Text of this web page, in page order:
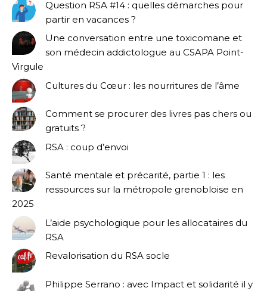
Question RSA #14 : quelles démarches pour
partir en vacances ?
Une conversation entre une toxicomane et
son médecin addictologue au CSAPA Point-
Virgule
Cultures du Cœur : les nourritures de l’âme
Comment se procurer des livres pas chers ou
gratuits ?
RSA : coup d’envoi
Santé mentale et précarité, partie 1 : les
ressources sur la métropole grenobloise en
2025
L’aide psychologique pour les allocataires du
RSA
Revalorisation du RSA socle
Philippe Serrano : avec Impact et solidarité il y